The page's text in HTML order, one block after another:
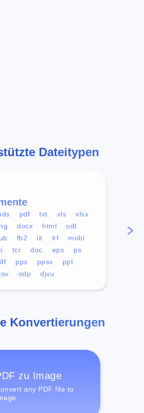
Dateitypen
pdf txt xls
xlsx
docx html
odt
fb2 lit lrf
mobi
tcr doc eps
ps
pps ppsx
ppt
odp djvu
mp4
Konvertierungen
zu Image
any PDF file to